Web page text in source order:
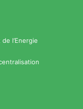
l’Energie